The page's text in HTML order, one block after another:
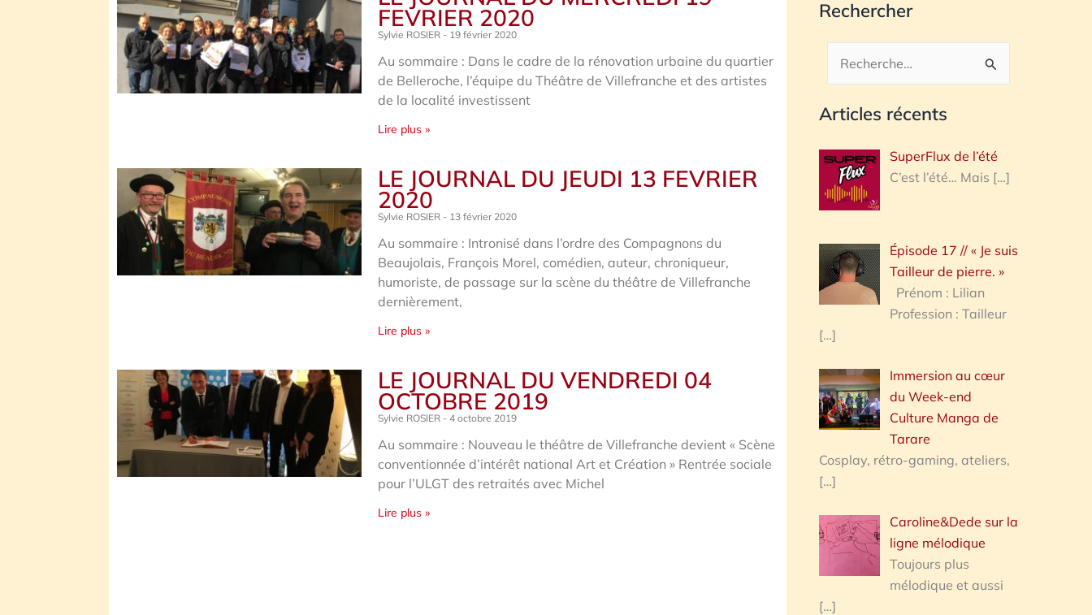
FEVRIER 2020
Sylvie ROSIER 19 février 2020
Au sommaire : Dans le cadre de la rénovation urbaine du quartier
de Belleroche, l’équipe du Théâtre de Villefranche et des artistes
de la localité investissent
Lire plus »
LE JOURNAL DU JEUDI 13 FEVRIER
2020
Sylvie ROSIER 13 février 2020
Au sommaire : Intronisé dans l’ordre des Compagnons du
Beaujolais, François Morel, comédien, auteur, chroniqueur,
humoriste, de passage sur la scène du théâtre de Villefranche
dernièrement,
Lire plus »
LE JOURNAL DU VENDREDI 04
OCTOBRE 2019
Sylvie ROSIER 4 octobre 2019
Au sommaire : Nouveau le théâtre de Villefranche devient « Scène
conventionnée d’intérêt national Art et Création » Rentrée sociale
pour l’ULGT des retraités avec Michel
Lire plus »
Rechercher
Rechercher :
Articles récents
SuperFlux de l’été
C’est l’été… Mais […]
Épisode 17 // « Je suis
Tailleur de pierre. »
Prénom : Lilian
Profession : Tailleur
[…]
Immersion au cœur
du Week-end
Culture Manga de
Tarare
Cosplay, rétro-gaming, ateliers,
[…]
Caroline&Dede sur la
ligne mélodique
Toujours plus
mélodique et aussi
[…]